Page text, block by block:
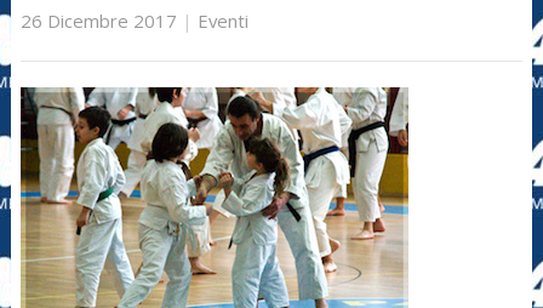
26 Dicembre 2017 | Eventi